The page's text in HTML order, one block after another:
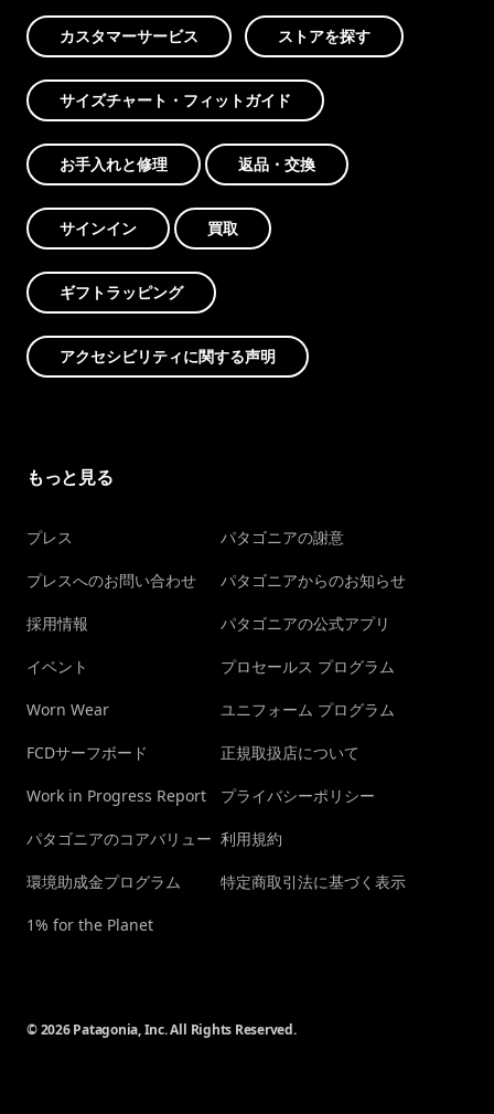
カスタマーサービス ストアを探す
サイズチャート・フィットガイド
お手入れと修理 返品・交換
サインイン 買取
ギフトラッピング
アクセシビリティに関する声明
もっと見る
プレス
プレスへのお問い合わせ
採用情報
イベント
Worn Wear
FCDサーフボード
Work in Progress Report
パタゴニアのコアバリュー
環境助成金プログラム
1% for the Planet
パタゴニアの謝意
パタゴニアからのお知らせ
パタゴニアの公式アプリ
プロセールス プログラム
ユニフォーム プログラム
正規取扱店について
プライバシーポリシー
利用規約
特定商取引法に基づく表示
© 2026 Patagonia, Inc. All Rights Reserved.